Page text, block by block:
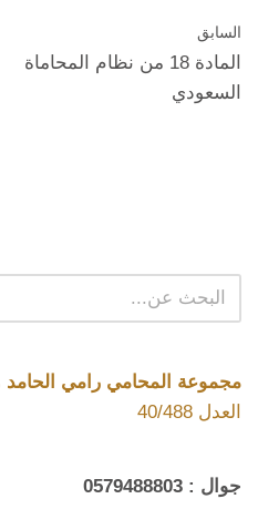
السابق
المادة 18 من نظام المحاماة
السعودي
مجموعة المحامي رامي الحامد
العدل 40/488
جوال : 0579488803